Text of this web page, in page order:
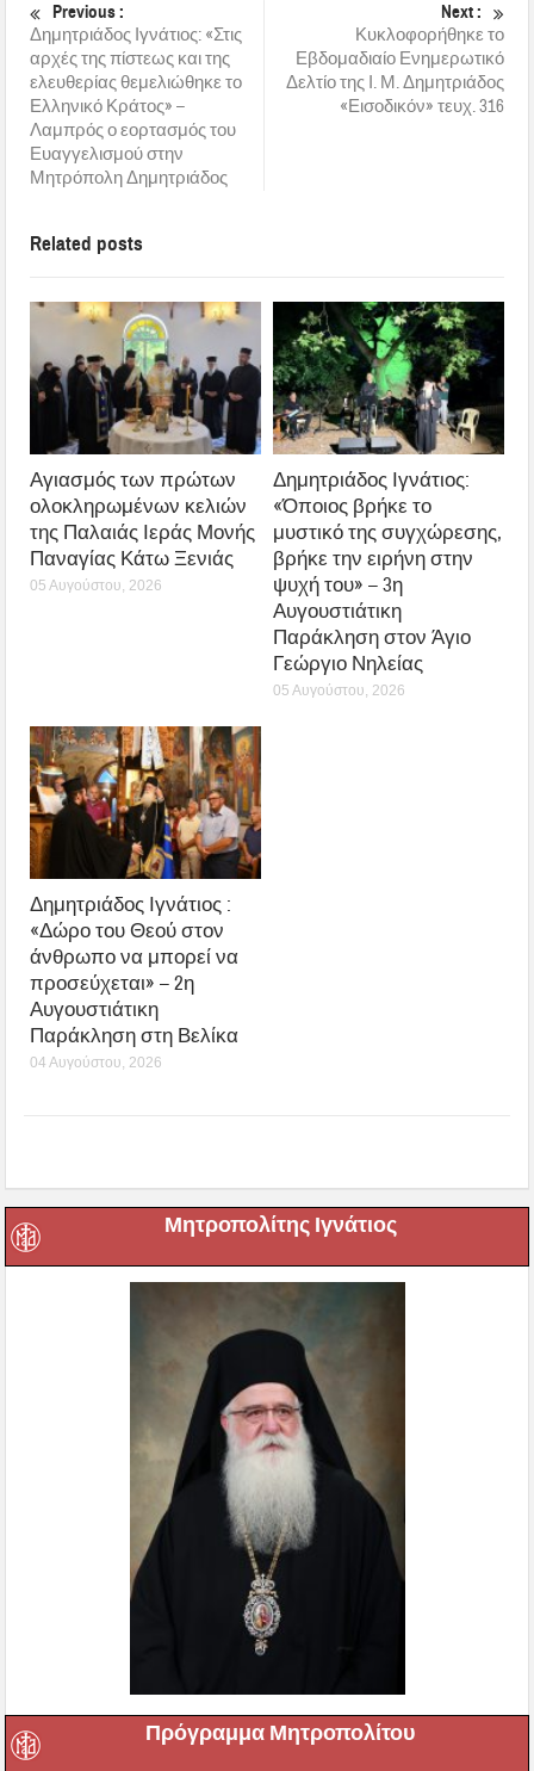
Previous :
Δημητριάδος Ιγνάτιος: «Στις
αρχές της πίστεως και της
ελευθερίας θεμελιώθηκε το
Ελληνικό Κράτος» –
Λαμπρός ο εορτασμός του
Ευαγγελισμού στην
Μητρόπολη Δημητριάδος
Next :
Κυκλοφορήθηκε το
Εβδομαδιαίο Ενημερωτικό
Δελτίο της Ι. Μ. Δημητριάδος
«Εισοδικόν» τευχ. 316
Related posts
Αγιασμός των πρώτων
ολοκληρωμένων κελιών
της Παλαιάς Ιεράς Μονής
Παναγίας Κάτω Ξενιάς
05 Αυγούστου, 2026
Δημητριάδος Ιγνάτιος:
«Όποιος βρήκε το
μυστικό της συγχώρεσης,
βρήκε την ειρήνη στην
ψυχή του» – 3η
Αυγουστιάτικη
Παράκληση στον Άγιο
Γεώργιο Νηλείας
05 Αυγούστου, 2026
Δημητριάδος Ιγνάτιος :
«Δώρο του Θεού στον
άνθρωπο να μπορεί να
προσεύχεται» – 2η
Αυγουστιάτικη
Παράκληση στη Βελίκα
04 Αυγούστου, 2026
Μητροπολίτης Ιγνάτιος
Πρόγραμμα Μητροπολίτου